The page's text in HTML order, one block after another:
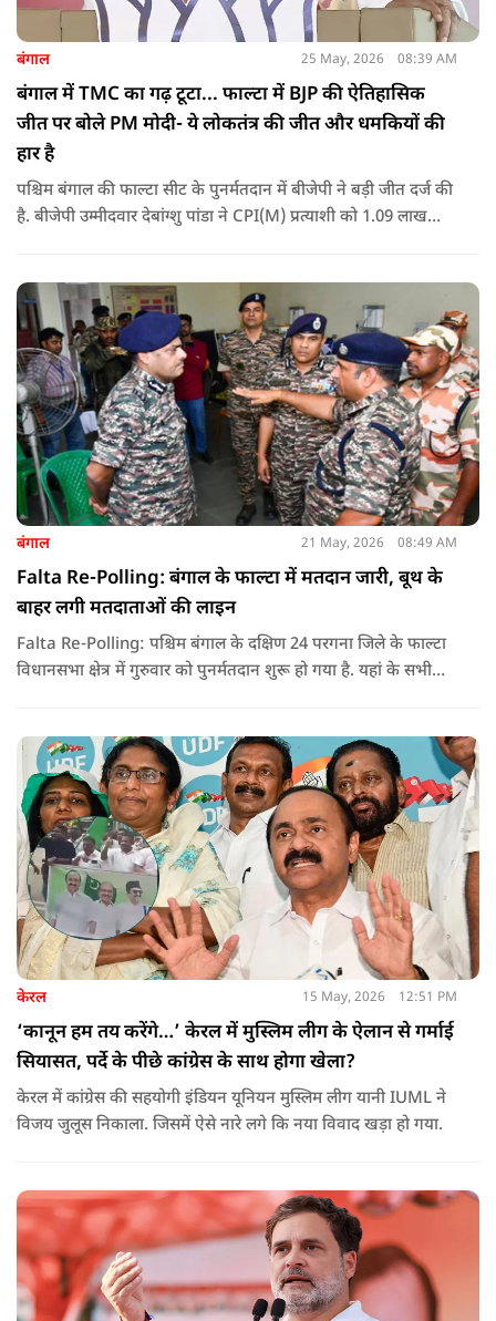
बंगाल 25 May, 2026 08:39 AM
बंगाल में TMC का गढ़ टूटा... फाल्टा में BJP की ऐतिहासिक
जीत पर बोले PM मोदी- ये लोकतंत्र की जीत और धमकियों की
हार है
पश्चिम बंगाल की फाल्टा सीट के पुनर्मतदान में बीजेपी ने बड़ी जीत दर्ज की
है. बीजेपी उम्मीदवार देबांग्शु पांडा ने CPI(M) प्रत्याशी को 1.09 लाख
बंगाल 21 May, 2026 08:49 AM
Falta Re-Polling: बंगाल के फाल्टा में मतदान जारी, बूथ के
बाहर लगी मतदाताओं की लाइन
Falta Re-Polling: पश्चिम बंगाल के दक्षिण 24 परगना जिले के फाल्टा
विधानसभा क्षेत्र में गुरुवार को पुनर्मतदान शुरू हो गया है. यहां के सभी
केरल 15 May, 2026 12:51 PM
‘कानून हम तय करेंगे…’ केरल में मुस्लिम लीग के ऐलान से गर्माई
सियासत, पर्दे के पीछे कांग्रेस के साथ होगा खेला?
केरल में कांग्रेस की सहयोगी इंडियन यूनियन मुस्लिम लीग यानी IUML ने
विजय जुलूस निकाला. जिसमें ऐसे नारे लगे कि नया विवाद खड़ा हो गया.